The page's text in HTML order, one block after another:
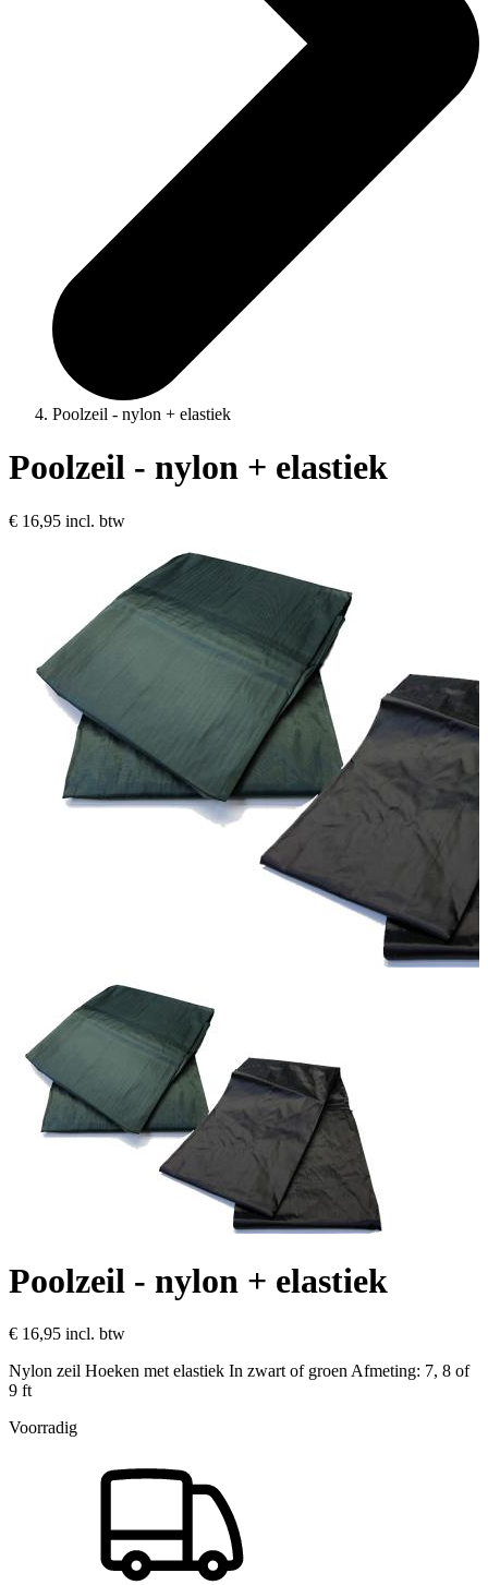
Poolzeil - nylon + elastiek
Poolzeil - nylon + elastiek
€ 16,95 incl. btw
Poolzeil - nylon + elastiek
€ 16,95 incl. btw
Nylon zeil Hoeken met elastiek In zwart of groen Afmeting: 7, 8 of
9 ft
Voorradig